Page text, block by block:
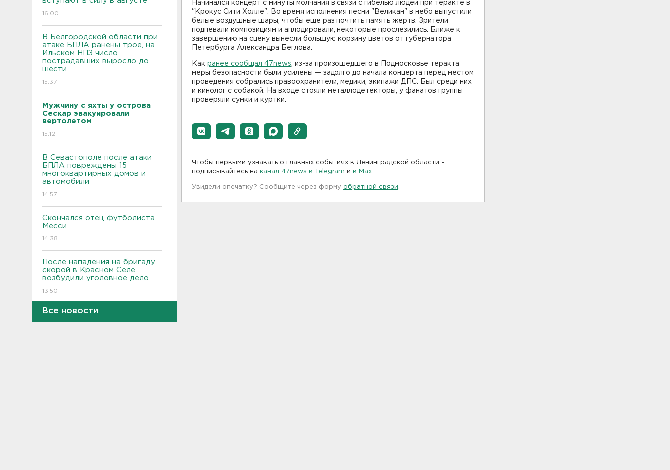
16:00
В Белгородской области при
атаке БПЛА ранены трое, на
Ильском НПЗ число
пострадавших выросло до
шести
15:37
Мужчину с яхты у острова
Сескар эвакуировали
вертолетом
15:12
В Севастополе после атаки
БПЛА повреждены 15
многоквартирных домов и
автомобили
14:57
Скончался отец футболиста
Месси
14:38
После нападения на бригаду
скорой в Красном Селе
возбудили уголовное дело
13:50
Террикон в Сланцах тушат
52-й день. Жители мечтают
Все новости
Начинался концерт с минуты молчания в связи с гибелью людей при теракте в
"Крокус Сити Холле". Во время исполнения песни "Великан" в небо выпустили
белые воздушные шары, чтобы еще раз почтить память жертв. Зрители
подпевали композициям и аплодировали, некоторые прослезились. Ближе к
завершению на сцену вынесли большую корзину цветов от губернатора
Петербурга Александра Беглова.
Как ранее сообщал 47news , из-за произошедшего в Подмосковье теракта
меры безопасности были усилены — задолго до начала концерта перед местом
проведения собрались правоохранители, медики, экипажи ДПС. Был среди них
и кинолог с собакой. На входе стояли металлодетекторы, у фанатов группы
проверяли сумки и куртки.
Чтобы первыми узнавать о главных событиях в Ленинградской области -
подписывайтесь на канал 47news в Telegram и в Maх
Увидели опечатку? Сообщите через форму обратной связи